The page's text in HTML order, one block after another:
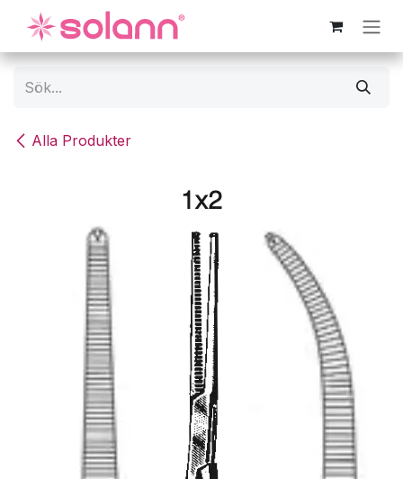
Hoppa till innehåll
Alla Produkter